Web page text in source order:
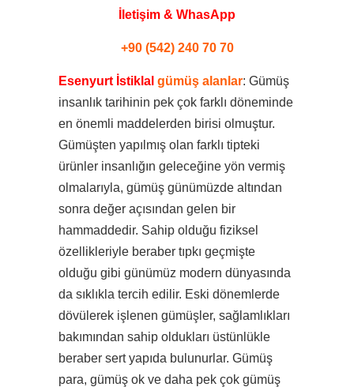
İletişim & WhasApp
+90 (542) 240 70 70
Esenyurt İstiklal gümüş alanlar: Gümüş
insanlık tarihinin pek çok farklı döneminde
en önemli maddelerden birisi olmuştur.
Gümüşten yapılmış olan farklı tipteki
ürünler insanlığın geleceğine yön vermiş
olmalarıyla, gümüş günümüzde altından
sonra değer açısından gelen bir
hammaddedir. Sahip olduğu fiziksel
özellikleriyle beraber tıpkı geçmişte
olduğu gibi günümüz modern dünyasında
da sıklıkla tercih edilir. Eski dönemlerde
dövülerek işlenen gümüşler, sağlamlıkları
bakımından sahip oldukları üstünlükle
beraber sert yapıda bulunurlar. Gümüş
para, gümüş ok ve daha pek çok gümüş